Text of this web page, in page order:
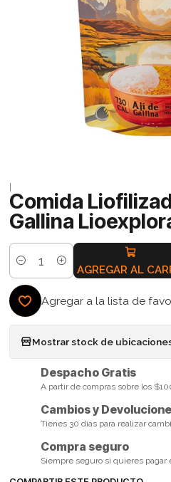
|
Comida
Gallina
Cantidad AGREGAR AL
Agregar a la lista de
Mostrar stock de
Despacho Gratis
A partir de compras sobre los
Cambios y
Tienes 30 días para realizar
Compra seguro
Siempre seguro si quieres pagar